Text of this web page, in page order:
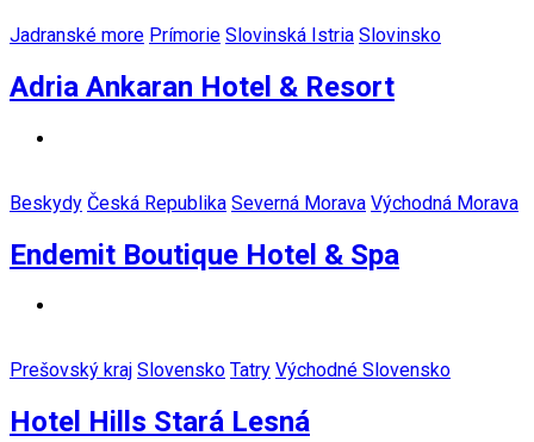
Jadranské more Prímorie Slovinská Istria Slovinsko
Adria Ankaran Hotel & Resort
Beskydy Česká Republika Severná Morava Východná Morava
Endemit Boutique Hotel & Spa
Prešovský kraj Slovensko Tatry Východné Slovensko
Hotel Hills Stará Lesná